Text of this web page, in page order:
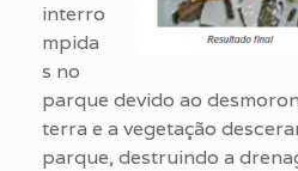
interro
mpida
s no
parque devido ao
terra e a vegetação
parque, destruindo a